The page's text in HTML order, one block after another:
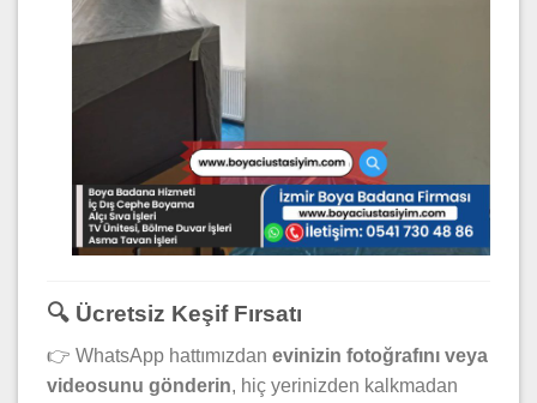
🔍 Ücretsiz Keşif Fırsatı
👉 WhatsApp hattımızdan evinizin fotoğrafını veya
videosunu gönderin, hiç yerinizden kalkmadan